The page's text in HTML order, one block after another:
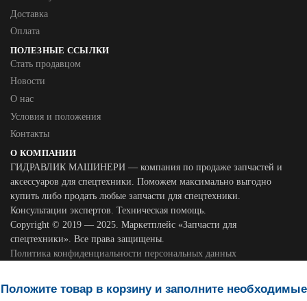
Доставка
Оплата
ПОЛЕЗНЫЕ ССЫЛКИ
Стать продавцом
Новости
О нас
Условия и положения
Контакты
О КОМПАНИИ
ГИДРАВЛИК МАШИНЕРИ — компания по продаже запчастей и
аксессуаров для спецтехники. Поможем максимально выгодно
купить либо продать любые запчасти для спецтехники.
Консультации экспертов. Техническая помощь.
Copyright © 2019 — 2025. Маркетплейс «Запчасти для
спецтехники». Все права защищены.
Политика конфиденциальности персональных данных
Положите товар в корзину и заполните необходимые